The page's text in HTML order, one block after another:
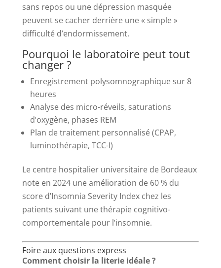
sans repos ou une dépression masquée
peuvent se cacher derrière une « simple »
difficulté d’endormissement.
Pourquoi le laboratoire peut tout
changer ?
Enregistrement polysomnographique sur 8
heures
Analyse des micro-réveils, saturations
d’oxygène, phases REM
Plan de traitement personnalisé (CPAP,
luminothérapie, TCC-I)
Le centre hospitalier universitaire de Bordeaux
note en 2024 une amélioration de 60 % du
score d’Insomnia Severity Index chez les
patients suivant une thérapie cognitivo-
comportementale pour l’insomnie.
Foire aux questions express
Comment choisir la literie idéale ?